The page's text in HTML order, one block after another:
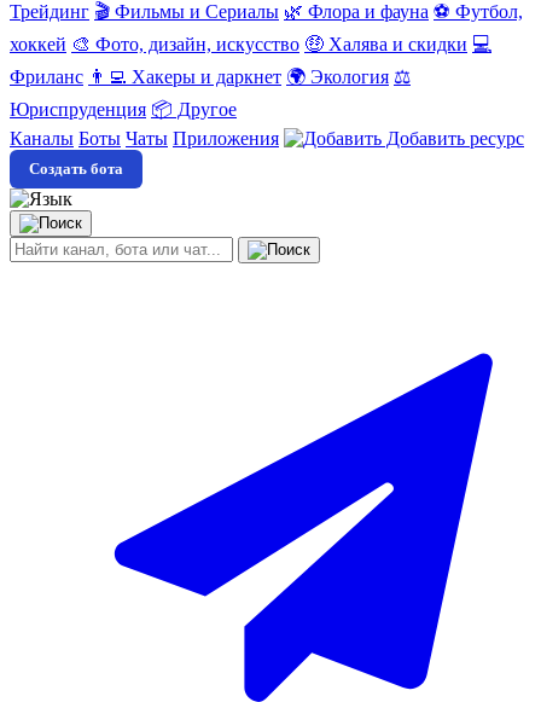
Трейдинг 🎬 Фильмы и Сериалы 🌿 Флора и фауна ⚽ Футбол,
хоккей 🎨 Фото, дизайн, искусство 🤑 Халява и скидки 💻
Фриланс 👨‍💻 Хакеры и даркнет 🌍 Экология ⚖️
Юриспруденция 📦 Другое
Каналы Боты Чаты Приложения Добавить ресурс
Создать бота